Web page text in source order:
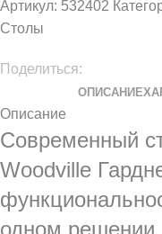
Артикул: 532402
Столы
Поделиться:
ОПИСАНИЕ
Описание
Современный
Woodville
одном решении